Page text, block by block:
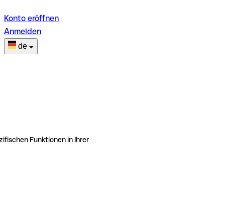
Konto eröffnen
Anmelden
de
Funktionen in Ihrer